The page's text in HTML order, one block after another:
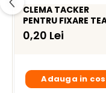
CLEMA TACKER
PENTRU FIXARE
16-18mm, 40mm,
buc/cutie
0,20 Lei
Adauga in cos